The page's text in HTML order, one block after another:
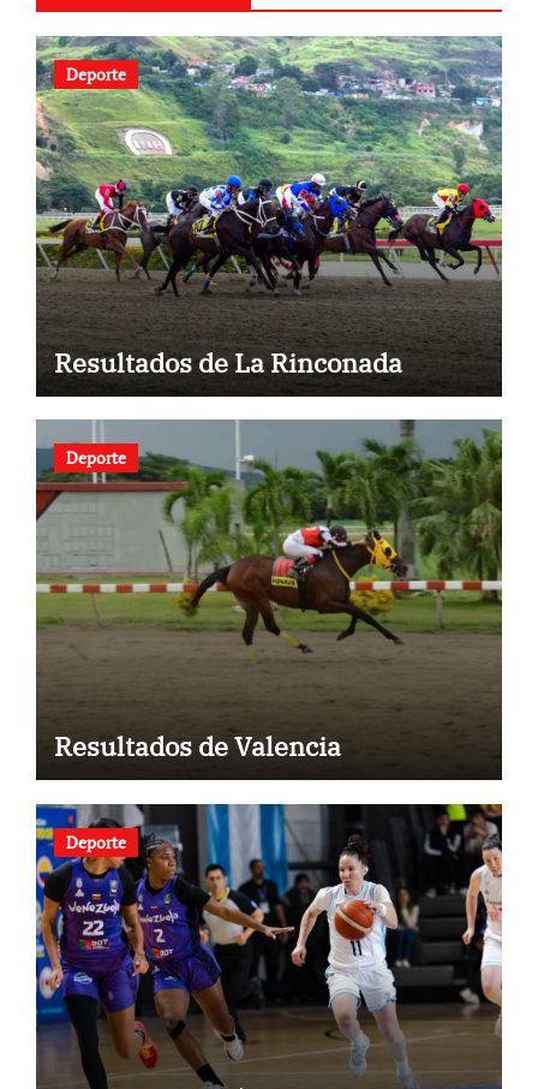
Deporte
Resultados de La Rinconada
Deporte
Resultados de Valencia
Deporte